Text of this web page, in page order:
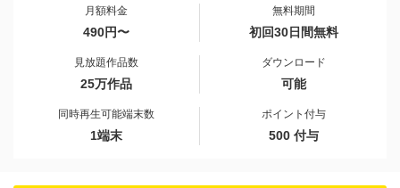
月額料金
490円〜
無料期間
初回30日間無料
見放題作品数
25万作品
ダウンロード
可能
同時再生可能端末数
1端末
ポイント付与
500 付与